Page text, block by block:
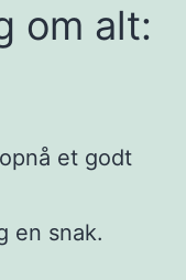
om alt:
et godt
en snak.